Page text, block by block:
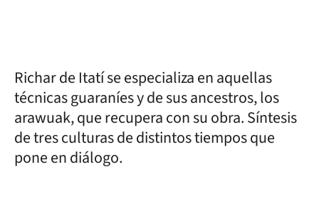
Richar de Itatí se especializa en aquellas
técnicas guaraníes y de sus ancestros, los
arawuak, que recupera con su obra. Síntesis
de tres culturas de distintos tiempos que
pone en diálogo.